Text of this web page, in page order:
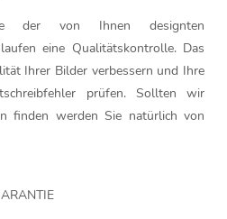
der von Ihnen designten
eine Qualitätskontrolle. Das
Ihrer Bilder verbessern und Ihre
prüfen. Sollten wir
finden werden Sie natürlich von